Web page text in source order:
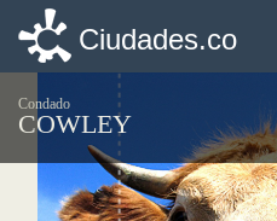
Ciudades.co
Condado
COWLEY
Ciudades.co